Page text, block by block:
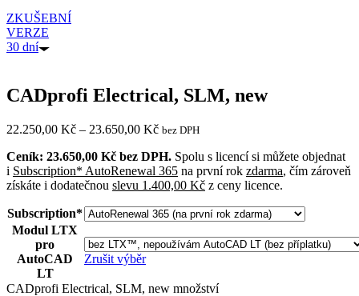
ZKUŠEBNÍ
VERZE
30 dní
CADprofi Electrical, SLM, new
22.250,00 Kč – 23.650,00 Kč bez DPH
Ceník: 23.650,00 Kč bez DPH. Spolu s licencí si můžete objednat
i Subscription* AutoRenewal 365 na první rok zdarma, čím zároveň
získáte i dodatečnou slevu 1.400,00 Kč z ceny licence.
Subscription*
Modul LTX
pro
AutoCAD
LT
Zrušit výběr
CADprofi Electrical, SLM, new množství